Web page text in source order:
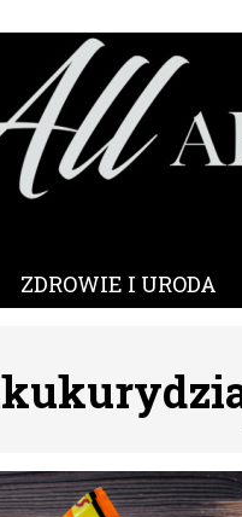
ZDROWIE I URODA